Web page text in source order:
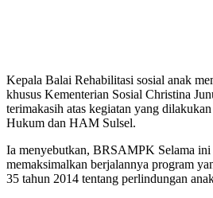
Kepala Balai Rehabilitasi sosial anak
khusus Kementerian Sosial Christina
terimakasih atas kegiatan yang
Hukum dan HAM Sulsel.
Ia menyebutkan, BRSAMPK Selama ini
memaksimalkan berjalannya program
35 tahun 2014 tentang perlindungan